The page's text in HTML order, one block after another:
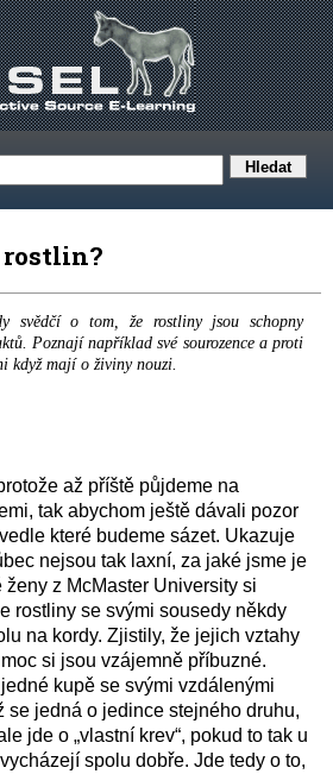
svědčí o tom, že rostliny jsou schopny
Poznají například své sourozence a proti
když mají o živiny nouzi.
až příště půjdeme na
tak abychom ještě dávali pozor
které budeme sázet. Ukazuje
nejsou tak laxní, za jaké jsme je
z McMaster University si
rostliny se svými sousedy někdy
na kordy. Zjistily, že jejich vztahy
si jsou vzájemně příbuzné.
kupě se svými vzdálenými
se jedná o jedince stejného druhu,
jde o „vlastní krev“, pokud to tak u
spolu dobře. Jde tedy o to,